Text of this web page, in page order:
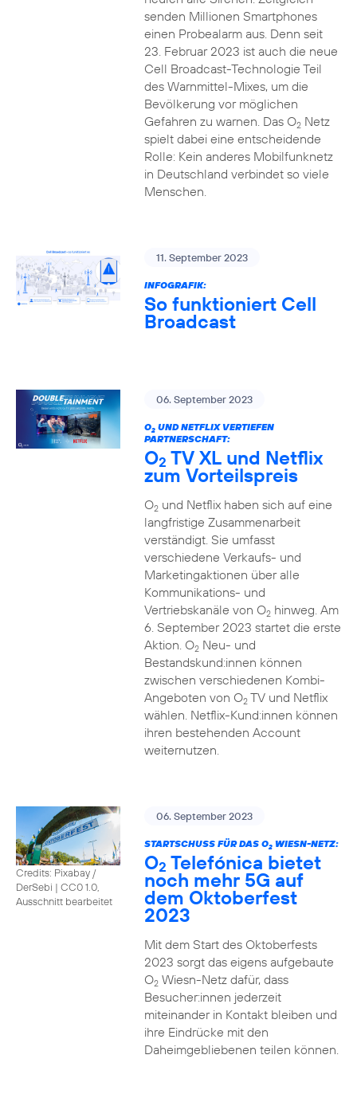
senden Millionen Smartphones
einen Probealarm aus. Denn seit
23. Februar 2023 ist auch die neue
Cell Broadcast-Technologie Teil
des Warnmittel-Mixes, um die
Bevölkerung vor möglichen
Gefahren zu warnen. Das O2Netz
spielt dabei eine entscheidende
Rolle: Kein anderes Mobilfunknetz
in Deutschland verbindet so viele
Menschen.
11. September 2023
INFOGRAFIK:
So funktioniert Cell
Broadcast
06. September 2023
O2UND NETFLIX VERTIEFEN
PARTNERSCHAFT:
O2 TV XL und Netflix
zum Vorteilspreis
O2und Netflix haben sich auf eine
langfristige Zusammenarbeit
verständigt. Sie umfasst
verschiedene Verkaufs- und
Marketingaktionen über alle
Kommunikations- und
Vertriebskanäle von O2hinweg. Am
6. September 2023 startet die erste
Aktion. O2Neu- und
Bestandskund:innen können
zwischen verschiedenen Kombi-
Angeboten von O2TV und Netflix
wählen. Netflix-Kund:innen können
ihren bestehenden Account
weiternutzen.
Credits: Pixabay /
DerSebi | CC0 1.0,
Ausschnitt bearbeitet
06. September 2023
STARTSCHUSS FÜR DAS O2WIESN-NETZ:
O2 Telefónica bietet
noch mehr 5G auf
dem Oktoberfest
2023
Mit dem Start des Oktoberfests
2023 sorgt das eigens aufgebaute
O2Wiesn-Netz dafür, dass
Besucher:innen jederzeit
miteinander in Kontakt bleiben und
ihre Eindrücke mit den
Daheimgebliebenen teilen können.